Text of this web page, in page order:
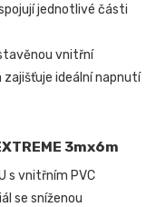
jednotlivé části
vnitřní
ideální napnutí
3mx6m
s vnitřním PVC
se sníženou